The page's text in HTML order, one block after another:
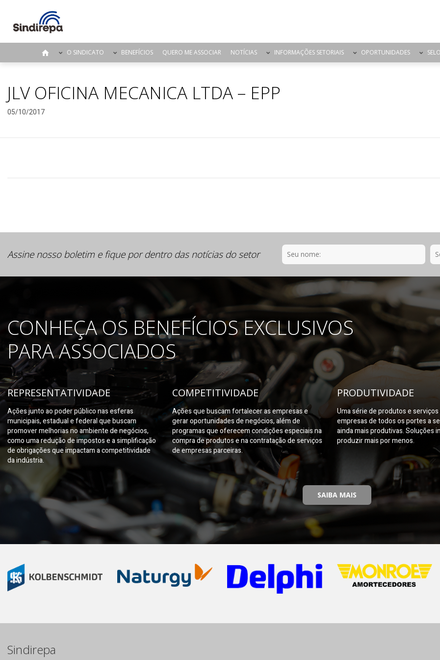
O SINDICATO BENEFÍCIOS QUERO ME ASSOCIAR NOTÍCIAS INFORMAÇÕES SETORIAIS OPORTUNIDADES
JLV OFICINA MECANICA LTDA – EPP
05/10/2017
Assine nosso boletim e fique por dentro das notícias do setor
CONHEÇA OS BENEFÍCIOS EXCLUSIVOS
PARA ASSOCIADOS
REPRESENTATIVIDADE
Ações junto ao poder público nas esferas
municipais, estadual e federal que buscam
promover melhorias no ambiente de negócios,
como uma redução de impostos e a simplificação
de obrigações que impactam a competitividade
da indústria.
COMPETITIVIDADE
Ações que buscam fortalecer as empresas e
gerar oportunidades de negócios, além de
programas que oferecem condições especiais na
compra de produtos e na contratação de serviços
de empresas parceiras.
PRODUTIVIDADE
Uma série de produtos e
empresas de todos os portes a
ainda mais produtivas. Soluções
produzir mais por menos.
SAIBA MAIS
Sindirepa